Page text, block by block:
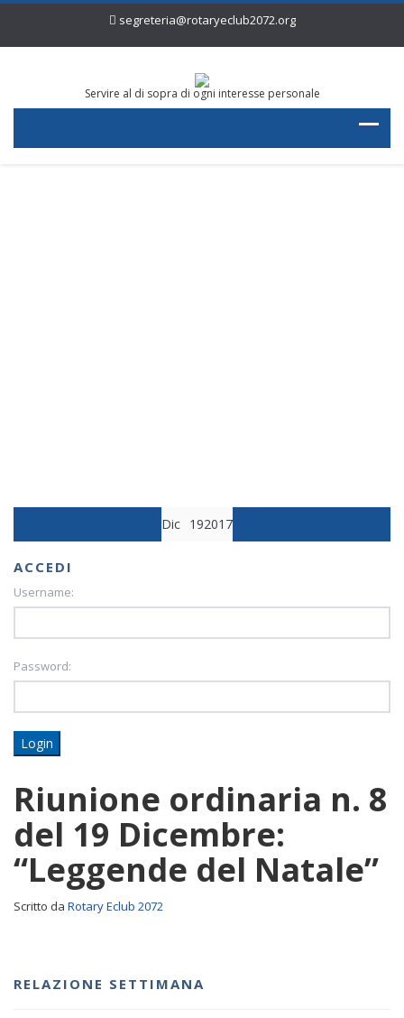
segreteria@rotaryeclub2072.org
Servire al di sopra di ogni interesse personale
Dic 192017
ACCEDI
Username:
Password:
Login
Riunione ordinaria n. 8
del 19 Dicembre:
“Leggende del Natale”
Scritto da Rotary Eclub 2072
RELAZIONE SETTIMANA